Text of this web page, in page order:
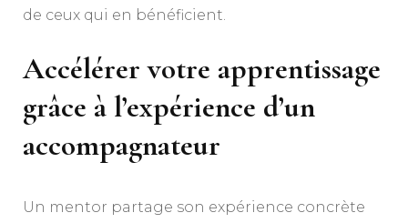
de ceux qui en bénéficient.
Accélérer votre apprentissage
grâce à l’expérience d’un
accompagnateur
Un mentor partage son expérience concrète